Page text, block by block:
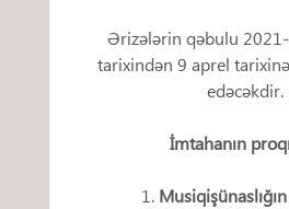
Ərizələrin qəbulu
tarixindən 9 aprel
edəcəkdir.
İmtahanın